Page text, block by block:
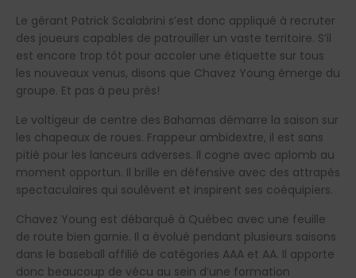
Le gérant Patrick Scalabrini s’est donc appliqué à recruter
des joueurs capables de patrouiller un vaste territoire. S’il
est encore trop tôt pour accoler une étiquette sur tous
les nouveaux venus, disons que Chavez Young émerge du
groupe. Et pas à peu près!
Le voltigeur de centre des Bahamas démarre la saison sur
les chapeaux de roues. Frappeur ambidextre, il est sans
pitié pour les lanceurs adverses. Il cogne avec aplomb au
moment opportun. Il brille en défensive avec des attrapés
spectaculaires qui soulèvent et inspirent ses coéquipiers.
Chavez Young est débarqué à Québec avec une feuille
de route bien garnie. Il a évolué pendant plusieurs saisons
dans le baseball affilié de catégories AAA et AA. Il apporte
donc beaucoup de vécu au sein d’une formation